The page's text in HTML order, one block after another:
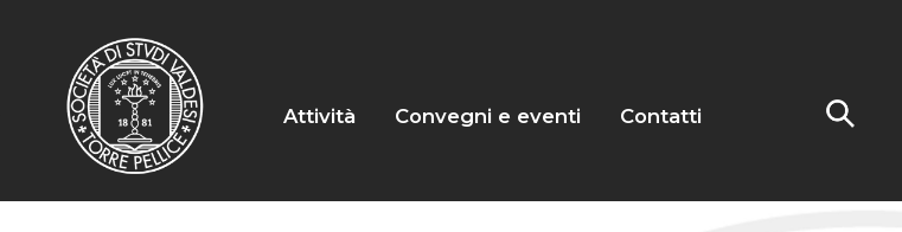
Attività Convegni e eventi Contatti